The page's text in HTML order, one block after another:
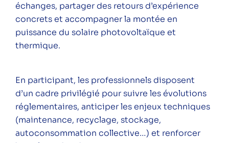
Une question ? Vous souhaitez plus
d'informations sur l'ALEC Lyon ?
N'hésitez pas à nous contacter.
échanges, partager des retours d’expérience
concrets et accompagner la montée en
puissance du solaire photovoltaïque et
thermique.
En participant, les professionnels disposent
d’un cadre privilégié pour suivre les évolutions
réglementaires, anticiper les enjeux techniques
(maintenance, recyclage, stockage,
autoconsommation collective…) et renforcer